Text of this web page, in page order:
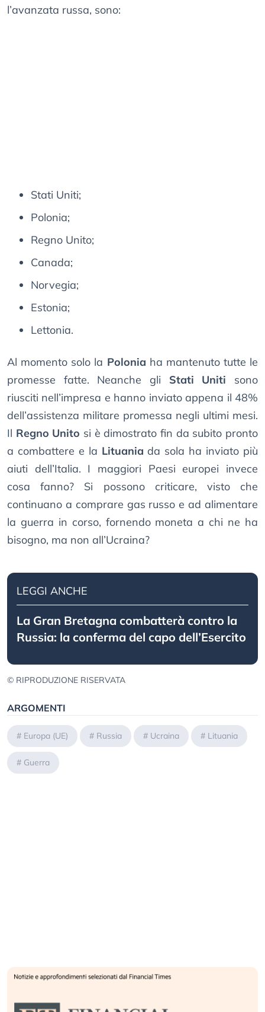
l’avanzata russa, sono:
Stati Uniti;
Polonia;
Regno Unito;
Canada;
Norvegia;
Estonia;
Lettonia.
Al momento solo la Polonia ha mantenuto tutte le
promesse fatte. Neanche gli Stati Uniti sono
riusciti nell’impresa e hanno inviato appena il 48%
dell’assistenza militare promessa negli ultimi mesi.
Il Regno Unito si è dimostrato fin da subito pronto
a combattere e la Lituania da sola ha inviato più
aiuti dell’Italia. I maggiori Paesi europei invece
cosa fanno? Si possono criticare, visto che
continuano a comprare gas russo e ad alimentare
la guerra in corso, fornendo moneta a chi ne ha
bisogno, ma non all’Ucraina?
LEGGI ANCHE
La Gran Bretagna combatterà contro la
Russia: la conferma del capo dell’Esercito
© RIPRODUZIONE RISERVATA
ARGOMENTI
# Europa (UE) # Russia # Ucraina # Lituania
# Guerra